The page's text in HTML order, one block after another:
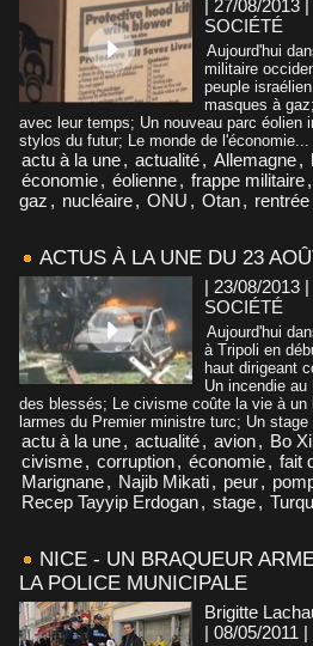
| 27/08/2013 |
SOCIÉTÉ
Aujourd'hui
militaire
peuple
masques à
avec leur temps; Un nouveau parc éolien
stylos du futur; Le monde de l'économie...
actu à la une, actualité, Allemagne,
économie, éolienne, frappe militaire,
gaz , nucléaire, ONU , Otan, rentrée
ACTUS À LA UNE DU 23
| 23/08/2013 |
SOCIÉTÉ
Aujourd'hui
à Tripoli en
haut dirigeant
Un incendie
des blessés; Le civisme coûte la vie à un
larmes du Premier ministre turc; Un stage
actu à la une, actualité, avion, Bo
civisme, corruption, économie, fait
Marignane, Najib Mikati, peur,
Recep Tayyip Erdogan, stage,
NICE - UN BRAQUEUR
LA POLICE MUNICIPALE
Brigitte
| 08/05/2011 |